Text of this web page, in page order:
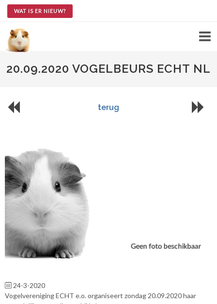
WAT IS ER NIEUW?
20.09.2020 VOGELBEURS ECHT NL
terug
24-3-2020
Vogelvereniging ECHT e.o. organiseert zondag 20.09.2020 haar